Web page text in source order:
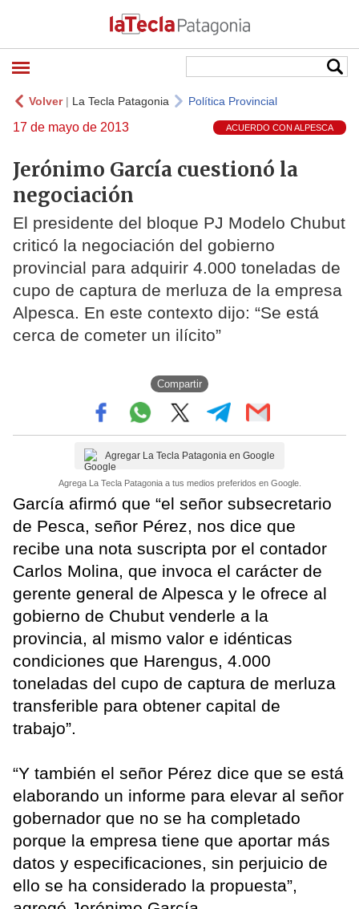
Volver| La Tecla Patagonia Política Provincial
17 de mayo de 2013 ACUERDO CON ALPESCA
Jerónimo García cuestionó la
negociación
El presidente del bloque PJ Modelo Chubut
criticó la negociación del gobierno
provincial para adquirir 4.000 toneladas de
cupo de captura de merluza de la empresa
Alpesca. En este contexto dijo: “Se está
cerca de cometer un ilícito”
Compartir
Agregar La Tecla Patagonia en Google
Agrega La Tecla Patagonia a tus medios preferidos en Google.
García afirmó que “el señor subsecretario
de Pesca, señor Pérez, nos dice que
recibe una nota suscripta por el contador
Carlos Molina, que invoca el carácter de
gerente general de Alpesca y le ofrece al
gobierno de Chubut venderle a la
provincia, al mismo valor e idénticas
condiciones que Harengus, 4.000
toneladas del cupo de captura de merluza
transferible para obtener capital de
trabajo”.
“Y también el señor Pérez dice que se está
elaborando un informe para elevar al señor
gobernador que no se ha completado
porque la empresa tiene que aportar más
datos y especificaciones, sin perjuicio de
ello se ha considerado la propuesta”,